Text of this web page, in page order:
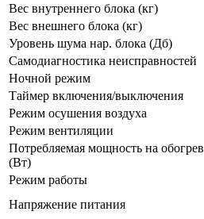
Вес внутреннего блока (кг)
Вес внешнего блока (кг)
Уровень шума нар. блока (Дб)
Самодиагностика неисправностей
Ночной режим
Таймер включения/выключения
Режим осушения воздуха
Режим вентиляции
Потребляемая мощность на обогрев
(Вт)
Режим работы
Напряжение питания